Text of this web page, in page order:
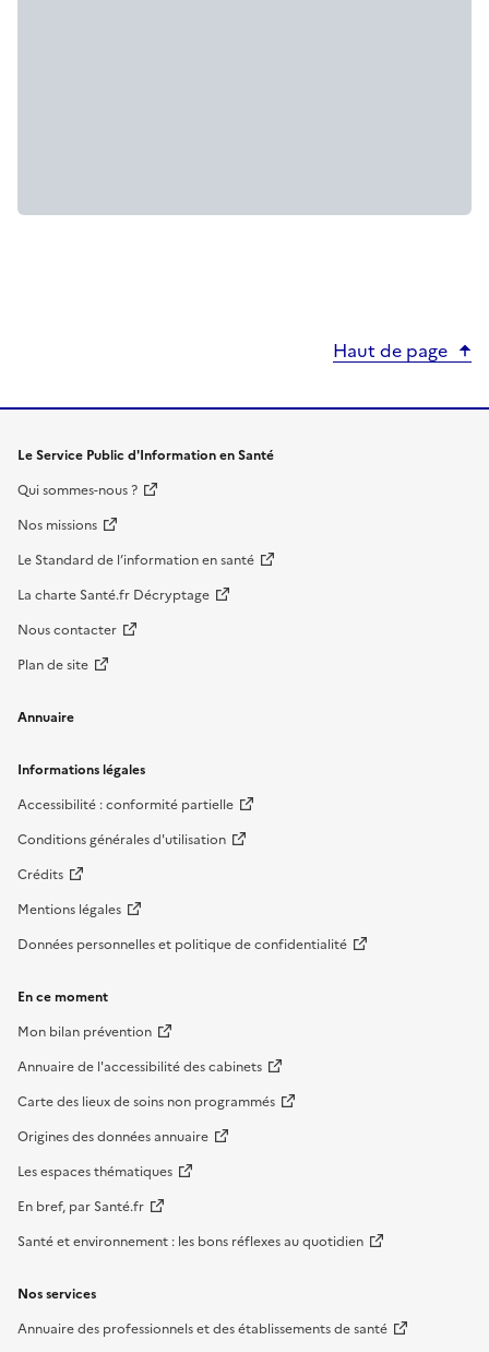
Haut de page
Le Service Public d'Information en Santé
Qui sommes-nous ?
Nos missions
Le Standard de l’information en santé
La charte Santé.fr Décryptage
Nous contacter
Plan de site
Annuaire
Informations légales
Accessibilité : conformité partielle
Conditions générales d'utilisation
Crédits
Mentions légales
Données personnelles et politique de confidentialité
En ce moment
Mon bilan prévention
Annuaire de l'accessibilité des cabinets
Carte des lieux de soins non programmés
Origines des données annuaire
Les espaces thématiques
En bref, par Santé.fr
Santé et environnement : les bons réflexes au quotidien
Nos services
Annuaire des professionnels et des établissements de santé